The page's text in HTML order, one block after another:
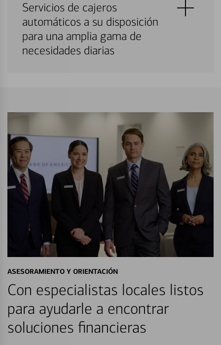
Servicios de cajeros
automáticos a su disposición
para una amplia gama de
necesidades diarias
ASESORAMIENTO Y ORIENTACIÓN
Con especialistas locales listos
para ayudarle a encontrar
soluciones financieras